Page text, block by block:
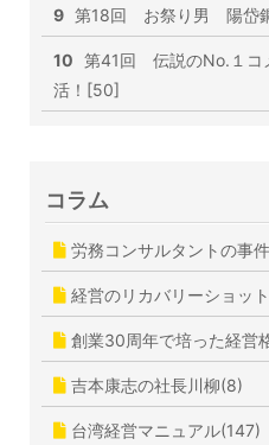
9 第18回 お祭り男 陽岱
10 第41回 伝説のNo.１コ
活！[50]
コラム
労務コンサルタントの事
経営のリカバリーショッ
創業30周年で培った経
吉本康志の社長川柳(8)
台湾経営マニュアル(147)